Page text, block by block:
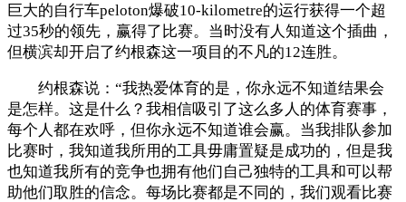
巨大的自行车peloton爆破10-kilometre的运行获得一个超
过35秒的领先，赢得了比赛。当时没有人知道这个插曲，
但横滨却开启了约根森这一项目的不凡的12连胜。
约根森说：“我热爱体育的是，你永远不知道结果会
是怎样。这是什么？我相信吸引了这么多人的体育赛事，
每个人都在欢呼，但你永远不知道谁会赢。当我排队参加
比赛时，我知道我所用的工具毋庸置疑是成功的，但是我
也知道我所有的竞争也拥有他们自己独特的工具和可以帮
助他们取胜的信念。每场比赛都是不同的，我们观看比赛